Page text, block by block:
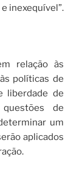
inexequível”.
relação às
políticas de
liberdade de
de
um
aplicados